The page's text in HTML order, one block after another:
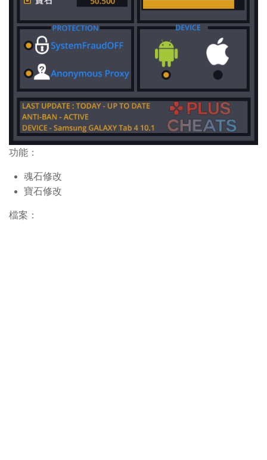
功能：
魂石修改
寶石修改
檔案：